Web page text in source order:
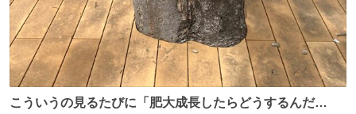
こういうの見るたびに「肥大成長したらどうするんだ